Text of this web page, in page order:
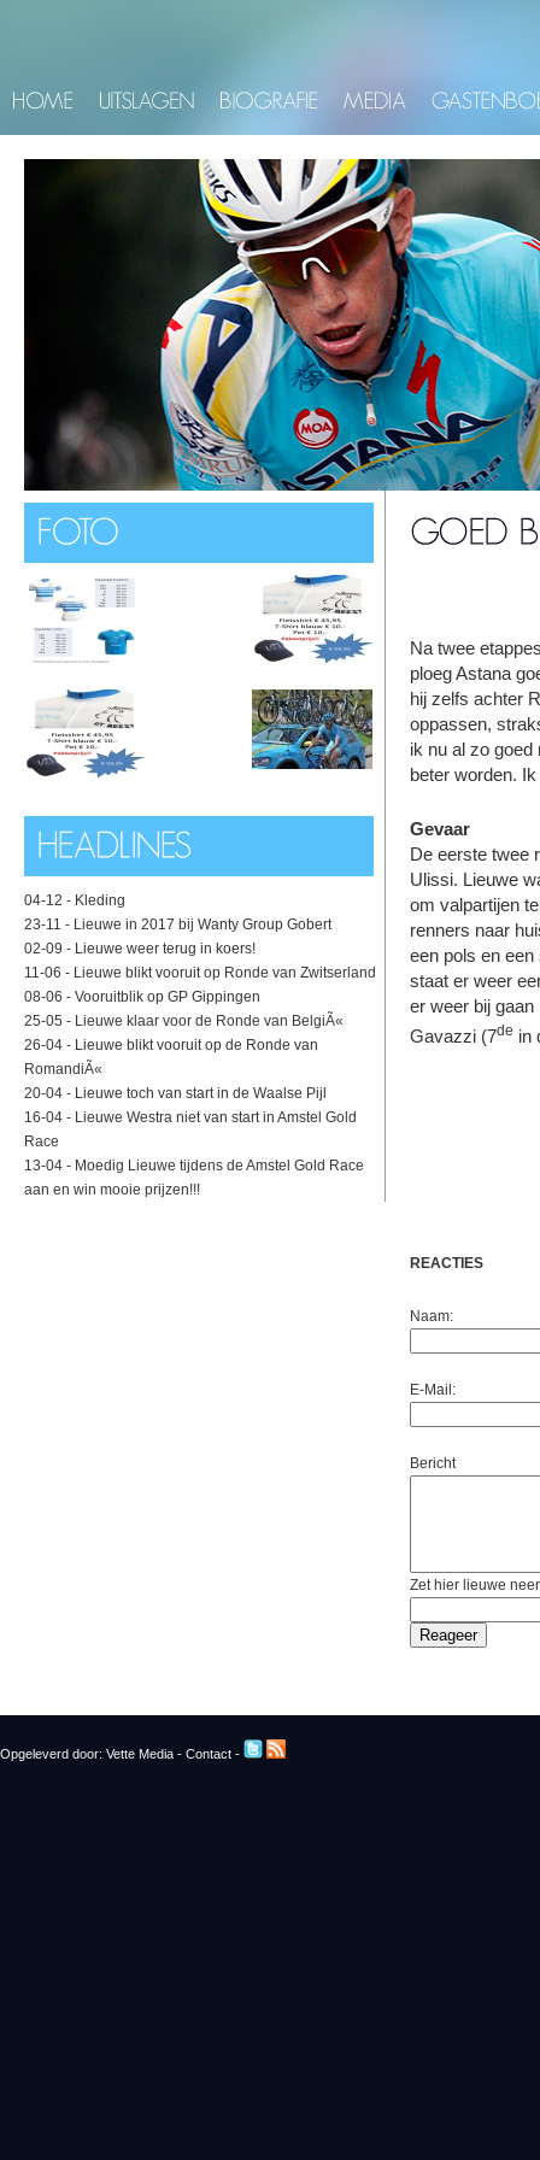
04-12 - Kleding
23-11 - Lieuwe in 2017 bij Wanty Group Gobert
02-09 - Lieuwe weer terug in koers!
11-06 - Lieuwe blikt vooruit op Ronde van Zwitserland
08-06 - Vooruitblik op GP Gippingen
25-05 - Lieuwe klaar voor de Ronde van BelgiÃ«
26-04 - Lieuwe blikt vooruit op de Ronde van
RomandiÃ«
20-04 - Lieuwe toch van start in de Waalse Pijl
16-04 - Lieuwe Westra niet van start in Amstel Gold
Race
13-04 - Moedig Lieuwe tijdens de Amstel Gold Race
aan en win mooie prijzen!!!
Na twee
ploeg Astana
hij zelfs achter
oppassen,
ik nu al zo goed
beter worden.
Gevaar
De eerste twee
Ulissi. Lieuwe
om valpartijen
renners naar
een pols en
staat er weer
er weer bij
Gavazzi (7de in
REACTIES
Naam:
E-Mail:
Bericht
Zet hier lieuwe
Opgeleverd door: Vette Media - Contact -